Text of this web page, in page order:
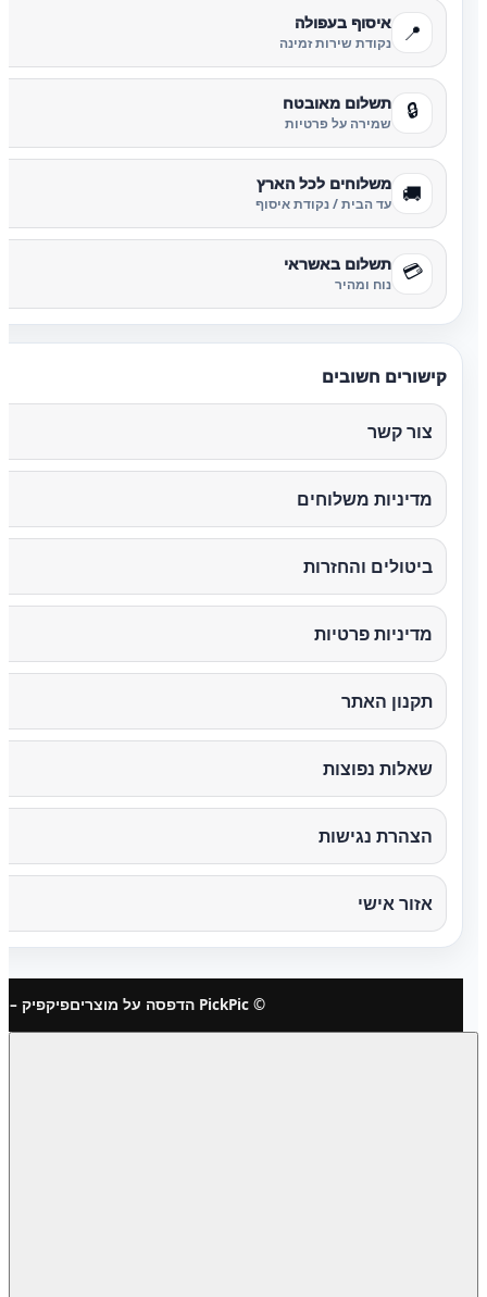
📍 איסוף בעפולה
נקודת שירות זמינה
🔒 תשלום מאובטח
שמירה על פרטיות
🚚 משלוחים לכל הארץ
עד הבית / נקודת איסוף
💳 תשלום באשראי
נוח ומהיר
קישורים חשובים
צור קשר
מדיניות משלוחים
ביטולים והחזרות
מדיניות פרטיות
תקנון האתר
שאלות נפוצות
הצהרת נגישות
אזור אישי
© PickPic הדפסה על מוצרים פיקפיק –